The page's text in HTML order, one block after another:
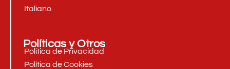
Italiano
Políticas y Otros
Política de Privacidad
Política de Cookies